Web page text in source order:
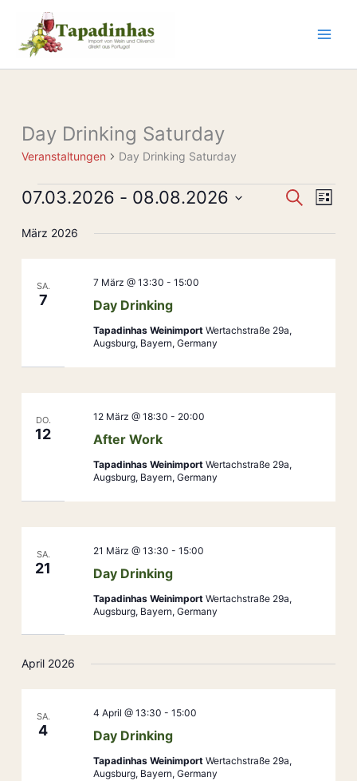
springen
Day Drinking Saturday
Veranstaltungen Day Drinking Saturday
Veranstaltungen
und
SucheListe
07.03.2026 - 08.08.2026
wählen.
März 2026
SA.
7 Day Drinking
7 März @ 13:30 - 15:00
Tapadinhas Weinimport Wertachstraße 29a,
Augsburg, Bayern, Germany
DO.
12 After Work
12 März @ 18:30 - 20:00
Tapadinhas Weinimport Wertachstraße 29a,
Augsburg, Bayern, Germany
SA.
21 Day Drinking
21 März @ 13:30 - 15:00
Tapadinhas Weinimport Wertachstraße 29a,
Augsburg, Bayern, Germany
April 2026
SA.
4 Day Drinking
4 April @ 13:30 - 15:00
Tapadinhas Weinimport Wertachstraße 29a,
Augsburg, Bayern, Germany